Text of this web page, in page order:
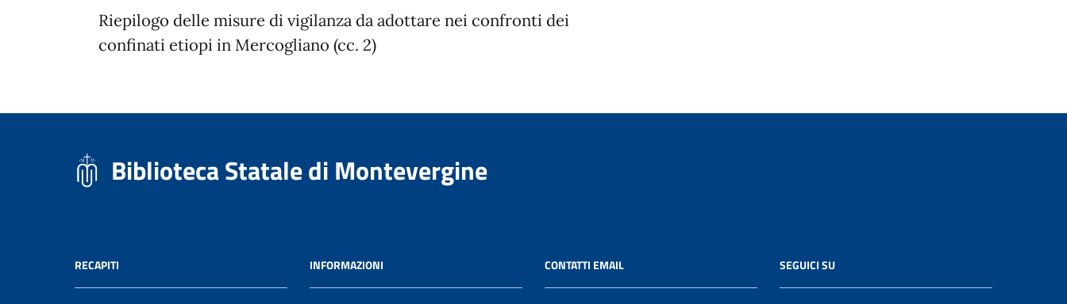
Riepilogo delle misure di vigilanza da adottare nei confronti dei
confinati etiopi in Mercogliano (cc. 2)
Biblioteca Statale di Montevergine
RECAPITI INFORMAZIONI CONTATTI EMAIL SEGUICI SU